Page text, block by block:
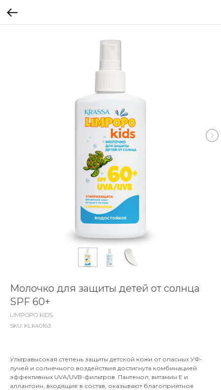
Молочко для защиты детей от солнца
SPF 60+
LIMPOPO KIDS
SKU: KLK40163
Ультравысокая степень защиты детской кожи от опасных УФ-
лучей и солнечного воздействия достигнута комбинацией
эффективных UVA/UVB-фильтров. Пантенол, витамин E и
аллантоин, входящие в состав, оказывают благоприятное